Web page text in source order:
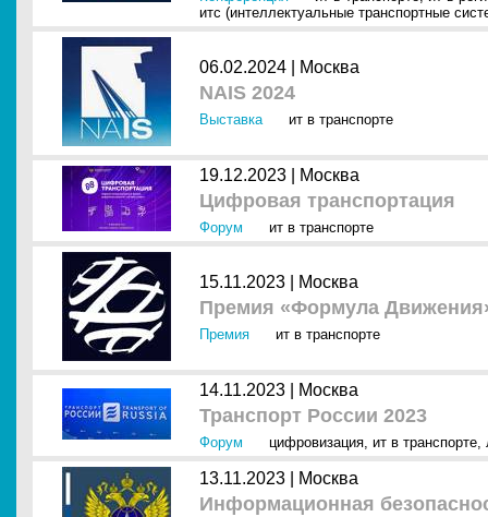
итс (интеллектуальные транспортные
06.02.2024 | Москва
NAIS 2024
Выставка ит в транспорте
19.12.2023 | Москва
Цифровая транспортация
Форум ит в транспорте
15.11.2023 | Москва
Премия «Формула
Премия ит в транспорте
14.11.2023 | Москва
Транспорт России 2023
Форум цифровизация, ит в транспорте,
13.11.2023 | Москва
Информационная